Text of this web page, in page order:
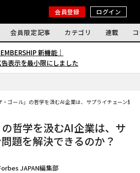
会員登録 ログイン
会員限定記事 カテゴリ 連載
新機能｜
表示を最小限にしました
・ゴール」の哲学を汲むAI企業は、サプライチェーン問
の哲学を汲むAI企業は、サ
題を解決できるのか？
JAPAN編集部